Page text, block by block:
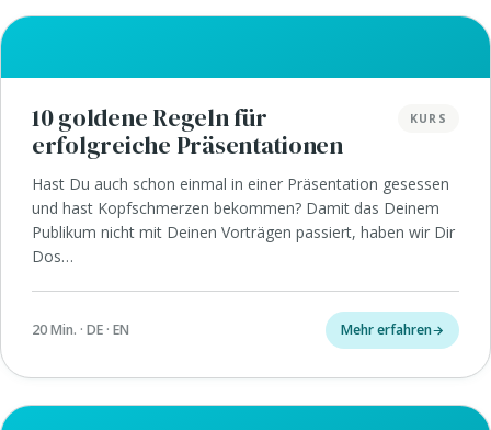
10 goldene Regeln für
erfolgreiche Präsentationen
KURS
Hast Du auch schon einmal in einer Präsentation gesessen
und hast Kopfschmerzen bekommen? Damit das Deinem
Publikum nicht mit Deinen Vorträgen passiert, haben wir Dir
Dos…
20 Min. · DE · EN Mehr erfahren